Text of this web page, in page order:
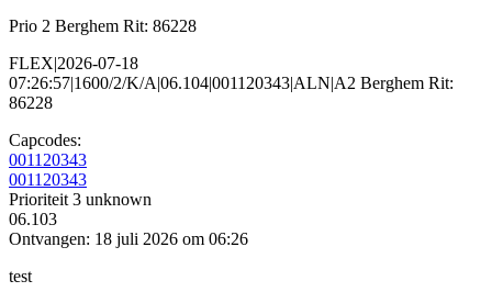
Prio 2 Berghem Rit: 86228
FLEX|2026-07-18
07:26:57|1600/2/K/A|06.104|001120343|ALN|A2 Berghem Rit:
86228
Capcodes:
001120343
001120343
Prioriteit 3 unknown
06.103
Ontvangen: 18 juli 2026 om 06:26
test